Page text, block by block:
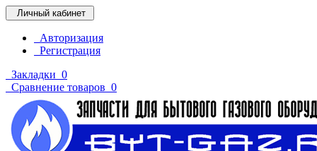
Личный кабинет
Авторизация
Регистрация
Закладки 0
Сравнение товаров 0